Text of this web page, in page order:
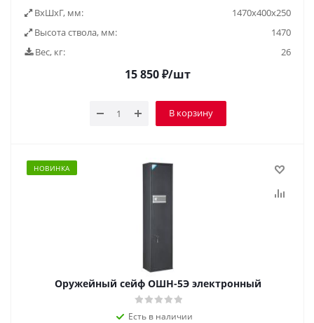
ВxШxГ, мм:
1470x400x250
Высота ствола, мм:
1470
Вес, кг:
26
15 850₽/шт
В корзину
НОВИНКА
Оружейный сейф ОШН-5Э электронный
Есть в наличии